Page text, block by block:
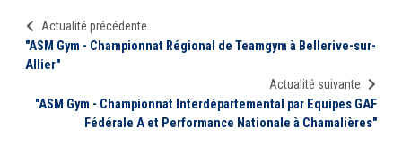
Actualité précédente
"ASM Gym - Championnat Régional de Teamgym à Bellerive-sur-
Allier"
Actualité suivante
"ASM Gym - Championnat Interdépartemental par Equipes GAF
Fédérale A et Performance Nationale à Chamalières"